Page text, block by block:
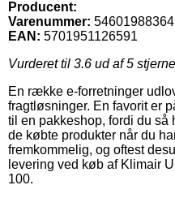
Producent:
Varenummer: 54601988364
EAN: 5701951126591
Vurderet til 3.6 ud af 5
En række e-forretninger
fragtløsninger. En favorit er
til en pakkeshop, fordi du så
de købte produkter når du
fremkommelig, og oftest
levering ved køb af Klimair
100.